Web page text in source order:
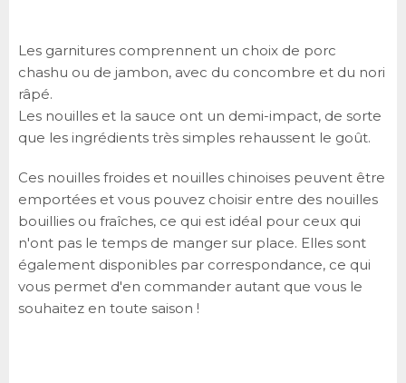
Les garnitures comprennent un choix de porc
chashu ou de jambon, avec du concombre et du nori
râpé.
Les nouilles et la sauce ont un demi-impact, de sorte
que les ingrédients très simples rehaussent le goût.
Ces nouilles froides et nouilles chinoises peuvent être
emportées et vous pouvez choisir entre des nouilles
bouillies ou fraîches, ce qui est idéal pour ceux qui
n'ont pas le temps de manger sur place. Elles sont
également disponibles par correspondance, ce qui
vous permet d'en commander autant que vous le
souhaitez en toute saison !